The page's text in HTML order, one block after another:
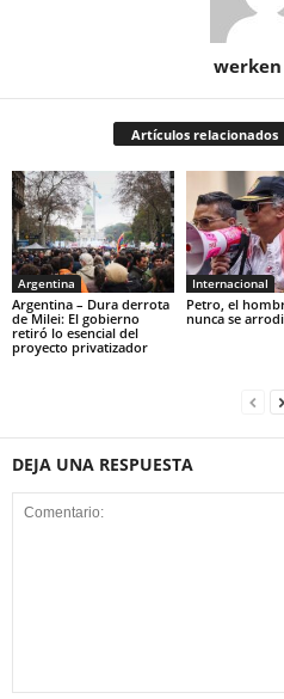
Artículos relacionados
Argentina
Argentina – Dura derrota
de Milei: El gobierno
retiró lo esencial del
proyecto privatizador
Internacional
Petro, el
nunca se
DEJA UNA RESPUESTA